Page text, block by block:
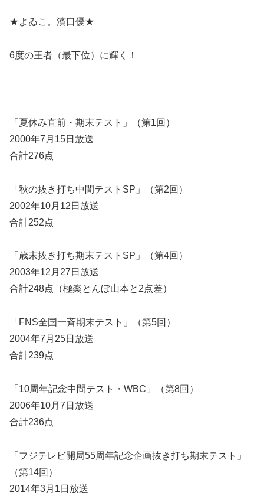
★よゐこ。濱口優★
6度の王者（最下位）に輝く！
「夏休み直前・期末テスト」
（第1回）
2000年7月15日放送
合計276点
「 秋の抜き打ち中間テストSP」
（第2回）
2002年10月12日放送
合計252点
「歳末抜き打ち期末テストSP」
（第4回）
2003年12月27日放送
合計248点（極楽とんぼ山本と2点差）
「 FNS全国一斉期末テスト」
（第5回）
2004年7月25日放送
合計239点
「10周年記念中間テスト・WBC」
（第8回）
2006年10月7日放送
合計236点
「フジテレビ開局55周年記念企画抜き打ち期末テスト」
（第14回）
2014年3月1日放送